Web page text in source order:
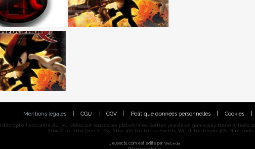
Mentions légales CGU CGV Politique données personnelles Cookies
décrypte l'actualité du jeu vidéo sur toutes les plateformes. Sorties, previews, gameplay, trailers, tests,
Xbox One, Xbox One X, PS3, Xbox 360, Nintendo Switch, Wii U, Nintendo 3DS, Nintendo
Jeuxactu.com est édité par Webedia